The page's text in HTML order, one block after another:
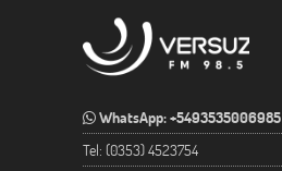
WhatsApp: +5493535006985
Tel: (0353) 4523754